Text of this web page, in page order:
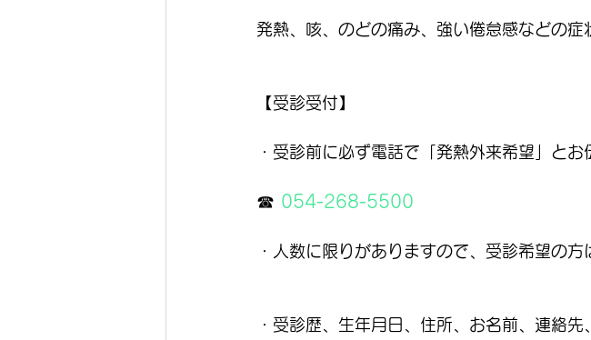
発熱、咳、のどの痛み、強い倦怠感などの症
【受診受付】
・受診前に必ず電話で「発熱外来希望」とお
☎ 054-268-5500
・人数に限りがありますので、受診希望の
・受診歴、生年月日、住所、お名前、連絡